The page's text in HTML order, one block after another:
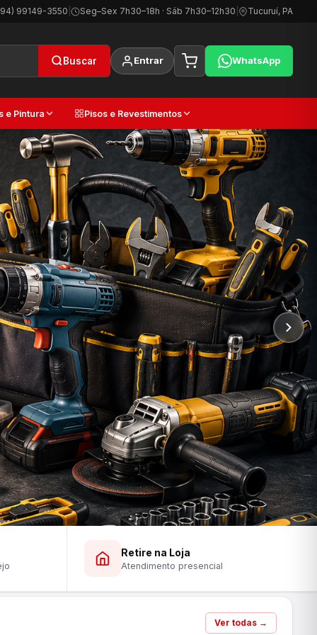
99149-3550 | Seg–Sex 7h30–18h · Sáb 7h30–12h30 Tucuruí, PA
Buscar Entrar WhatsApp
e Pintura Pisos e Revestimentos
Retire na Loja
Atendimento presencial
Ver todas →